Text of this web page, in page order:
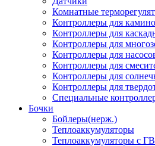
Комнатные
Контроллеры для
Контроллеры для
Контроллеры для
Контроллеры для
Контроллеры для
Контроллеры для
Контроллеры для
Специальные
Бочки
Бойлеры(нерж.)
Теплоаккумуляторы
Теплоаккумуляторы с